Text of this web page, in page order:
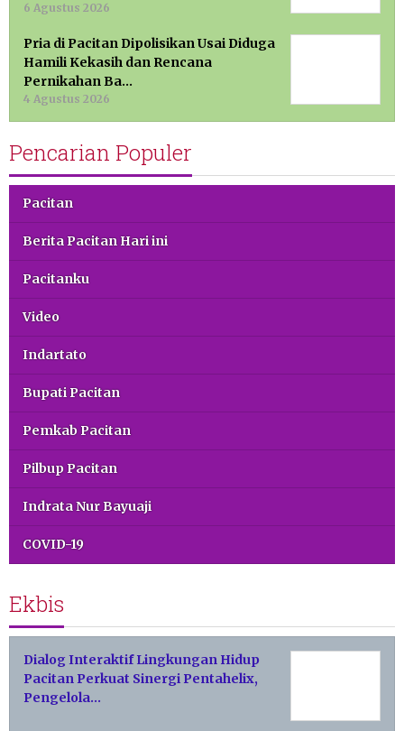
6 Agustus 2026
Pria di Pacitan Dipolisikan Usai Diduga
Hamili Kekasih dan Rencana
Pernikahan Ba…
4 Agustus 2026
Pencarian Populer
Pacitan
Berita Pacitan Hari ini
Pacitanku
Video
Indartato
Bupati Pacitan
Pemkab Pacitan
Pilbup Pacitan
Indrata Nur Bayuaji
COVID-19
Ekbis
Dialog Interaktif Lingkungan Hidup
Pacitan Perkuat Sinergi Pentahelix,
Pengelola…